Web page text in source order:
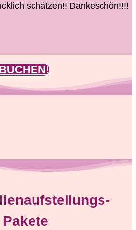
schätzen!! Dankeschön!!!!
Pakete